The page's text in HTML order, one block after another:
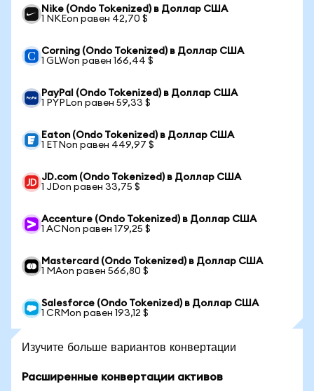
Nike (Ondo Tokenized) в Доллар США
1 NKEon равен 42,70 $
Corning (Ondo Tokenized) в Доллар США
1 GLWon равен 166,44 $
PayPal (Ondo Tokenized) в Доллар США
1 PYPLon равен 59,33 $
Eaton (Ondo Tokenized) в Доллар США
1 ETNon равен 449,97 $
JD.com (Ondo Tokenized) в Доллар США
1 JDon равен 33,75 $
Accenture (Ondo Tokenized) в Доллар США
1 ACNon равен 179,25 $
Mastercard (Ondo Tokenized) в Доллар США
1 MAon равен 566,80 $
Salesforce (Ondo Tokenized) в Доллар США
1 CRMon равен 193,12 $
Изучите больше вариантов конвертации
Расширенные конвертации активов